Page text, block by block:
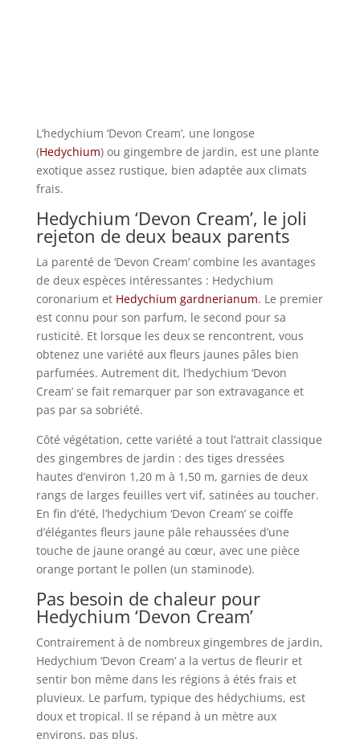
L’hedychium ‘Devon Cream’, une longose
(Hedychium) ou gingembre de jardin, est une plante
exotique assez rustique, bien adaptée aux climats
frais.
Hedychium ‘Devon Cream’, le joli
rejeton de deux beaux parents
La parenté de ‘Devon Cream’ combine les avantages
de deux espèces intéressantes : Hedychium
coronarium et Hedychium gardnerianum. Le premier
est connu pour son parfum, le second pour sa
rusticité. Et lorsque les deux se rencontrent, vous
obtenez une variété aux fleurs jaunes pâles bien
parfumées. Autrement dit, l’hedychium ‘Devon
Cream’ se fait remarquer par son extravagance et
pas par sa sobriété.
Côté végétation, cette variété a tout l’attrait classique
des gingembres de jardin : des tiges dressées
hautes d’environ 1,20 m à 1,50 m, garnies de deux
rangs de larges feuilles vert vif, satinées au toucher.
En fin d’été, l’hedychium ‘Devon Cream’ se coiffe
d’élégantes fleurs jaune pâle rehaussées d’une
touche de jaune orangé au cœur, avec une pièce
orange portant le pollen (un staminode).
Pas besoin de chaleur pour
Hedychium ‘Devon Cream’
Contrairement à de nombreux gingembres de jardin,
Hedychium ‘Devon Cream’ a la vertus de fleurir et
sentir bon même dans les régions à étés frais et
pluvieux. Le parfum, typique des hédychiums, est
doux et tropical. Il se répand à un mètre aux
environs, pas plus.